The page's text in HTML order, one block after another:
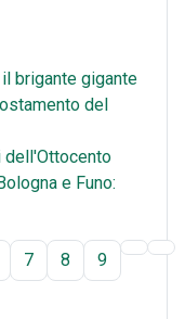
brigante gigante
del
dell'Ottocento
e Funo:
7 8 9